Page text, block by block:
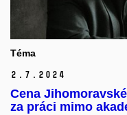
Téma
2. 7. 2024
Cena
za práci mimo